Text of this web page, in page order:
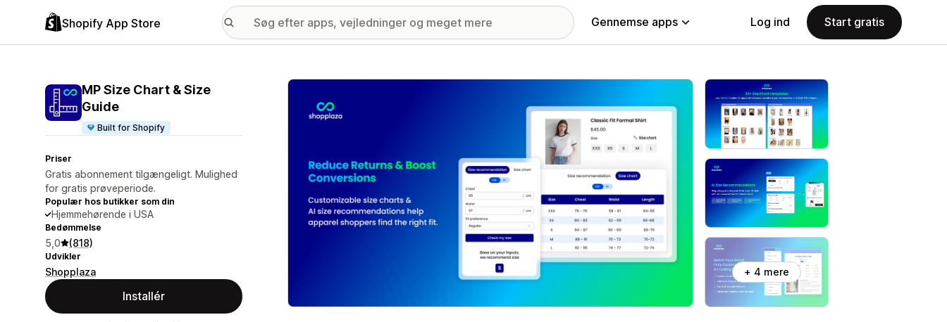
Shopify App Store Gennemse apps Log ind Start gratis
MP Size Chart & Size
Guide
Built for Shopify
Priser
Gratis abonnement tilgængeligt. Mulighed
for gratis prøveperiode.
Populær hos butikker som din
Hjemmehørende i USA
Bedømmelse
5,0 (818)
Udvikler
Shopplaza
Installér
Galleri med udvalgte billeder
+ 4 mere